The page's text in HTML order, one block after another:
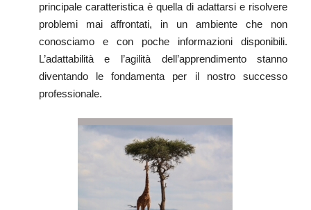
principale caratteristica è quella di adattarsi e risolvere
problemi mai affrontati, in un ambiente che non
conosciamo e con poche informazioni disponibili.
L’adattabilità e l’agilità dell’apprendimento stanno
diventando le fondamenta per il nostro successo
professionale.